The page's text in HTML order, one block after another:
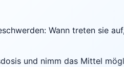
Wann treten sie
und nimm das Mittel